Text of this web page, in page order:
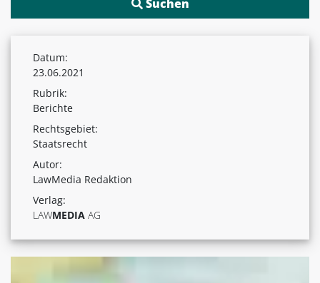
Datum:
23.06.2021
Rubrik:
Berichte
Rechtsgebiet:
Staatsrecht
Autor:
LawMedia Redaktion
Verlag:
LAWMEDIA AG